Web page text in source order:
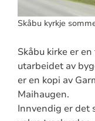
Skåbu kyrkje
Skåbu kirke er
utarbeidet av
er en kopi av
Maihaugen.
Innvendig er det